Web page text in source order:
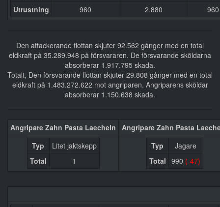
Utrustning
960 2.880 960
Den attackerande flottan skjuter 92.562 gånger med en total
eldkraft på 35.289.948 på försvararen. De försvarande sköldarna
absorberar 1.917.795 skada.
Totalt, Den försvarande flottan skjuter 29.808 gånger med en total
eldkraft på 1.483.272.622 mot angriparen. Angriparens sköldar
absorberar 1.150.638 skada.
Angripare Zahn Pasta Laecheln
Typ
Litet jaktskepp
Total
1
Angripare Zahn Pasta
Typ
Jagare
Total 990 (-47)